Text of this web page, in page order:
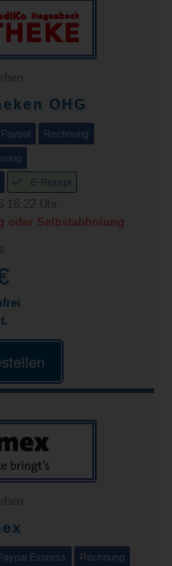
OHG
Paypal Rechnung
E-Rezept
16:22 Uhr
oder Selbstabholung
Express Rechnung